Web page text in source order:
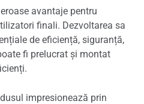
avantaje pentru
finali. Dezvoltarea sa
de eficiență, siguranță,
fi prelucrat și montat
impresionează prin